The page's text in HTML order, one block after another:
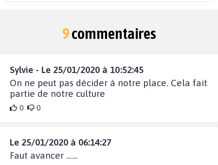
9commentaires
Sylvie - Le 25/01/2020 à 10:52:45
On ne peut pas décider à notre place. Cela fait
partie de notre culture
0 0
Le 25/01/2020 à 06:14:27
Faut avancer ......